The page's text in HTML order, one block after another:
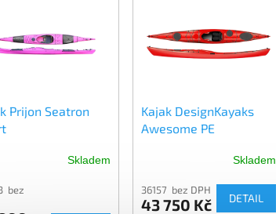
Prijon Seatron
Skladem
bez
Kajak DesignKayaks
Awesome PE
Skladem
36157 bez DPH
43 750 Kč DETAIL